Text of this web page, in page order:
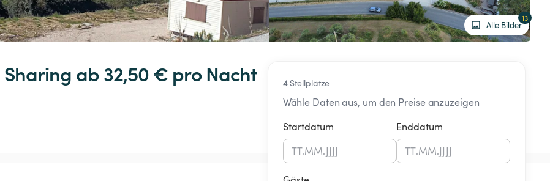
Alle Bilder
13
Sharing ab 32,50 € pro Nacht 4 Stellplätze
Wähle Daten aus, um den Preise anzuzeigen
Startdatum
TT.MM.JJJJ
Enddatum
TT.MM.JJJJ